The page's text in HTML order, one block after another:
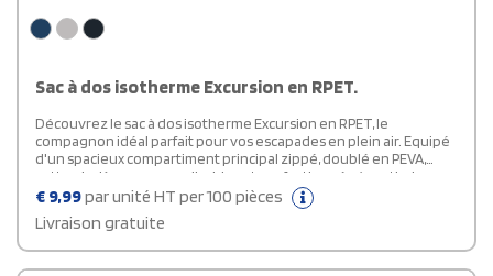
Sac à dos isotherme Excursion en RPET.
Découvrez le sac à dos isotherme Excursion en RPET, le
compagnon idéal parfait pour vos escapades en plein air. Equipé
d'un spacieux compartiment principal zippé, doublé en PEVA,
cette glacière personnalisable est confectionnée à partir de
plastique PET recyclé, garantissant ainsi une option
respectueuse de l'environnement. Vous y trouverez une poche
latérale en maille, idéale pour transporter une bouteille d'eau,
ainsi qu'une poche avant zippée pour ranger vos petits objets
€ 9,99par unité HT per 100 pièces
Livraison gratuite